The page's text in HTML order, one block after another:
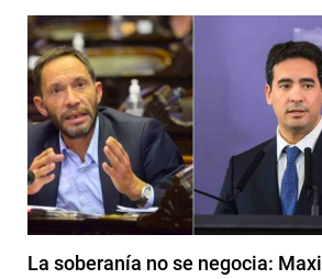
La soberanía no se negocia: